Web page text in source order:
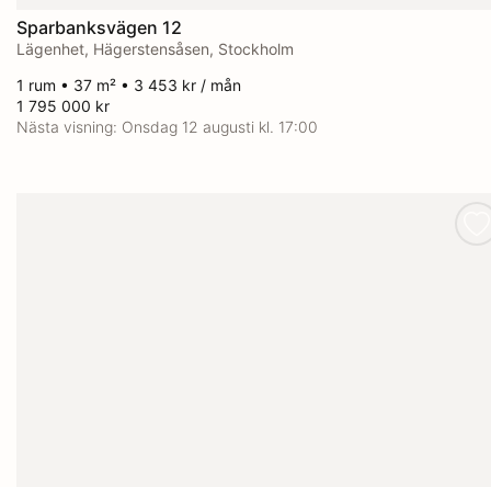
Sparbanksvägen 12
Lägenhet, Hägerstensåsen, Stockholm
1 rum • 37 m² • 3 453 kr / mån
1 795 000 kr
Nästa visning: Onsdag 12 augusti kl. 17:00